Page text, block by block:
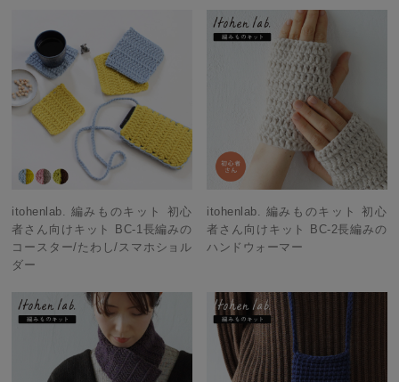
itohenlab. 編みものキット 初心
者さん向けキット BC-1長編みの
コースター/たわし/スマホショル
ダー
itohenlab. 編みものキット 初心
者さん向けキット BC-2長編みの
ハンドウォーマー